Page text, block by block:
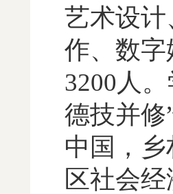
艺术设
作、数
3200人
德技并
中国，
区社会